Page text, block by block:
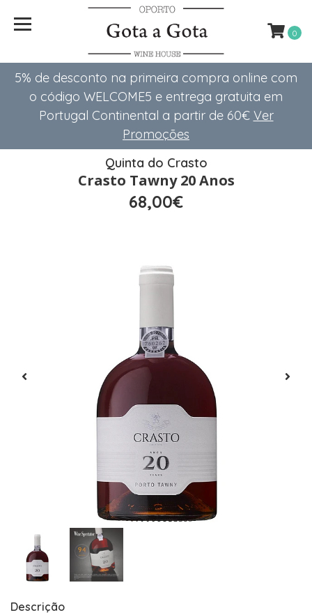
5% de desconto na primeira compra online com
o código WELCOME5 e entrega gratuita em
Portugal Continental a partir de 60€ Ver
Promoções
0
Quinta do Crasto
Crasto Tawny 20 Anos
68,00€
Descrição